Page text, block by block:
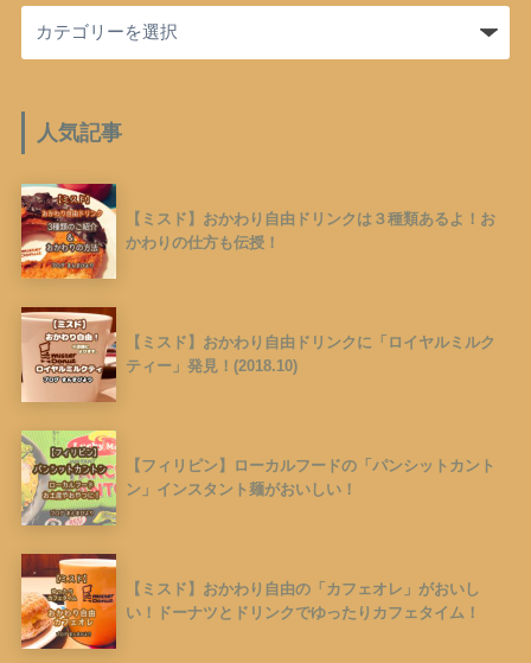
人気記事
【ミスド】おかわり自由ドリンクは３種類あるよ！お
かわりの仕方も伝授！
【ミスド】おかわり自由ドリンクに「ロイヤルミルク
ティー」発見！(2018.10)
【フィリピン】ローカルフードの「パンシットカント
ン」インスタント麺がおいしい！
【ミスド】おかわり自由の「カフェオレ」がおいし
い！ドーナツとドリンクでゆったりカフェタイム！